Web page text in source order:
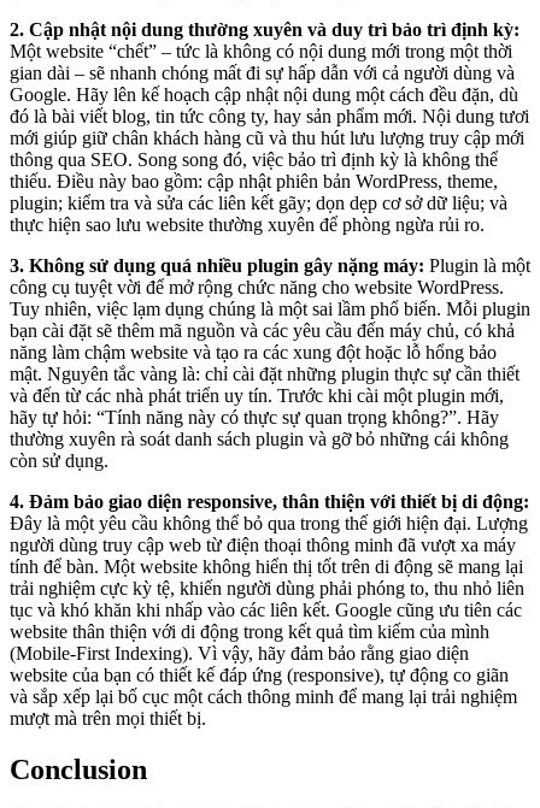
2. Cập nhật nội dung thường xuyên và duy trì bảo trì định kỳ:
Một website “chết” – tức là không có nội dung mới trong một thời
gian dài – sẽ nhanh chóng mất đi sự hấp dẫn với cả người dùng và
Google. Hãy lên kế hoạch cập nhật nội dung một cách đều đặn, dù
đó là bài viết blog, tin tức công ty, hay sản phẩm mới. Nội dung tươi
mới giúp giữ chân khách hàng cũ và thu hút lưu lượng truy cập mới
thông qua SEO. Song song đó, việc bảo trì định kỳ là không thể
thiếu. Điều này bao gồm: cập nhật phiên bản WordPress, theme,
plugin; kiểm tra và sửa các liên kết gãy; dọn dẹp cơ sở dữ liệu; và
thực hiện sao lưu website thường xuyên để phòng ngừa rủi ro.
3. Không sử dụng quá nhiều plugin gây nặng máy: Plugin là một
công cụ tuyệt vời để mở rộng chức năng cho website WordPress.
Tuy nhiên, việc lạm dụng chúng là một sai lầm phổ biến. Mỗi plugin
bạn cài đặt sẽ thêm mã nguồn và các yêu cầu đến máy chủ, có khả
năng làm chậm website và tạo ra các xung đột hoặc lỗ hổng bảo
mật. Nguyên tắc vàng là: chỉ cài đặt những plugin thực sự cần thiết
và đến từ các nhà phát triển uy tín. Trước khi cài một plugin mới,
hãy tự hỏi: “Tính năng này có thực sự quan trọng không?”. Hãy
thường xuyên rà soát danh sách plugin và gỡ bỏ những cái không
còn sử dụng.
4. Đảm bảo giao diện responsive, thân thiện với thiết bị di động:
Đây là một yêu cầu không thể bỏ qua trong thế giới hiện đại. Lượng
người dùng truy cập web từ điện thoại thông minh đã vượt xa máy
tính để bàn. Một website không hiển thị tốt trên di động sẽ mang lại
trải nghiệm cực kỳ tệ, khiến người dùng phải phóng to, thu nhỏ liên
tục và khó khăn khi nhấp vào các liên kết. Google cũng ưu tiên các
website thân thiện với di động trong kết quả tìm kiếm của mình
(Mobile-First Indexing). Vì vậy, hãy đảm bảo rằng giao diện
website của bạn có thiết kế đáp ứng (responsive), tự động co giãn
và sắp xếp lại bố cục một cách thông minh để mang lại trải nghiệm
mượt mà trên mọi thiết bị.
Conclusion